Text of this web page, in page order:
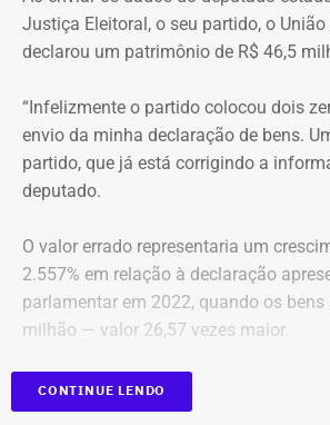
O apartamento que vai à leilão fica na
tem cerca de 101 metros quadrados.
Baía de Guanabara.
A Caixa Econômica tentou intimar
deputado federal. Mas como não
dias 5, 6 e 7 de novembro de 2025,
legal para regularização da dívida.
propriedade foi consolidada em nome
março de 2026 por causa da falta de
*Com informação do blog de Ruben
Ururau, e também do portal g1
Justiça Eleitoral, o seu partido, o União
declarou um patrimônio de R$ 46,5
“Infelizmente o partido colocou dois
envio da minha declaração de bens.
partido, que já está corrigindo a
deputado.
O valor errado representaria um
2.557% em relação à declaração
parlamentar em 2022, quando os
milhão — valor 26,57 vezes maior.
As informações foram obtidas no
Tribunal Superior de Justiça (TSE)
CONTINUE LENDO